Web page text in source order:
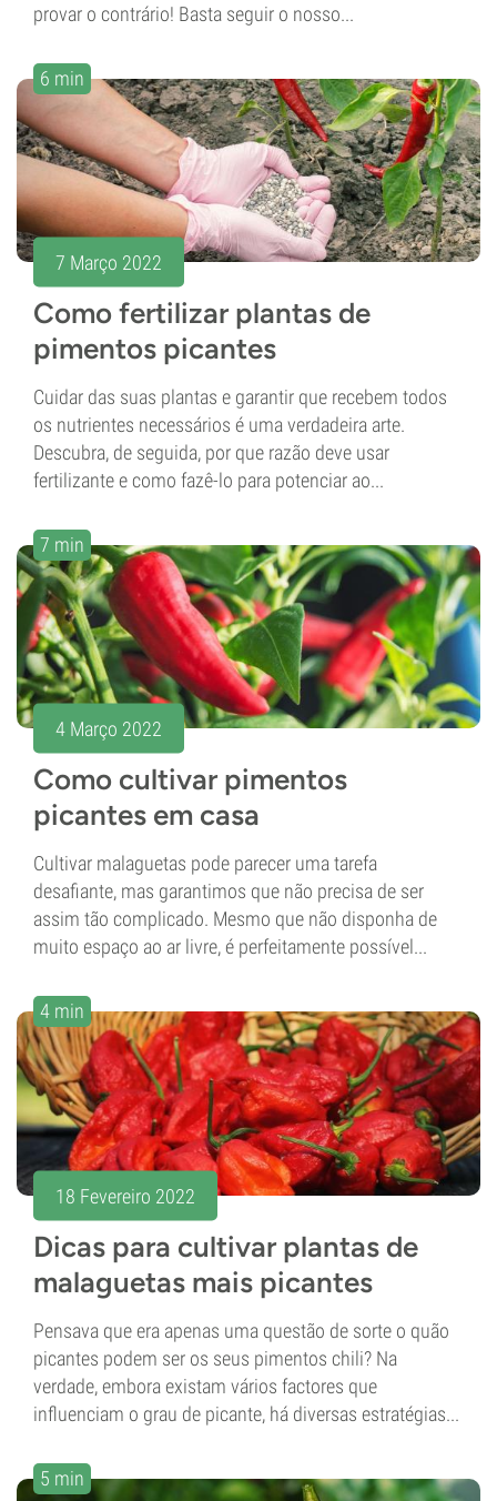
provar o contrário! Basta seguir o nosso...
6 min
7 Março 2022
Como fertilizar plantas de
pimentos picantes
Cuidar das suas plantas e garantir que recebem todos
os nutrientes necessários é uma verdadeira arte.
Descubra, de seguida, por que razão deve usar
fertilizante e como fazê-lo para potenciar ao...
7 min
4 Março 2022
Como cultivar pimentos
picantes em casa
Cultivar malaguetas pode parecer uma tarefa
desafiante, mas garantimos que não precisa de ser
assim tão complicado. Mesmo que não disponha de
muito espaço ao ar livre, é perfeitamente possível...
4 min
18 Fevereiro 2022
Dicas para cultivar plantas de
malaguetas mais picantes
Pensava que era apenas uma questão de sorte o quão
picantes podem ser os seus pimentos chili? Na
verdade, embora existam vários factores que
influenciam o grau de picante, há diversas estratégias...
5 min